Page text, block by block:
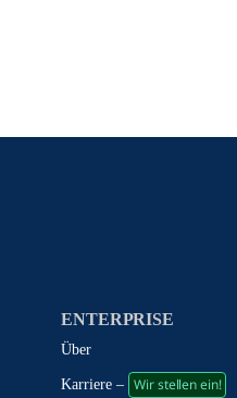
ENTERPRISE
Über
Karriere – Wir stellen ein!